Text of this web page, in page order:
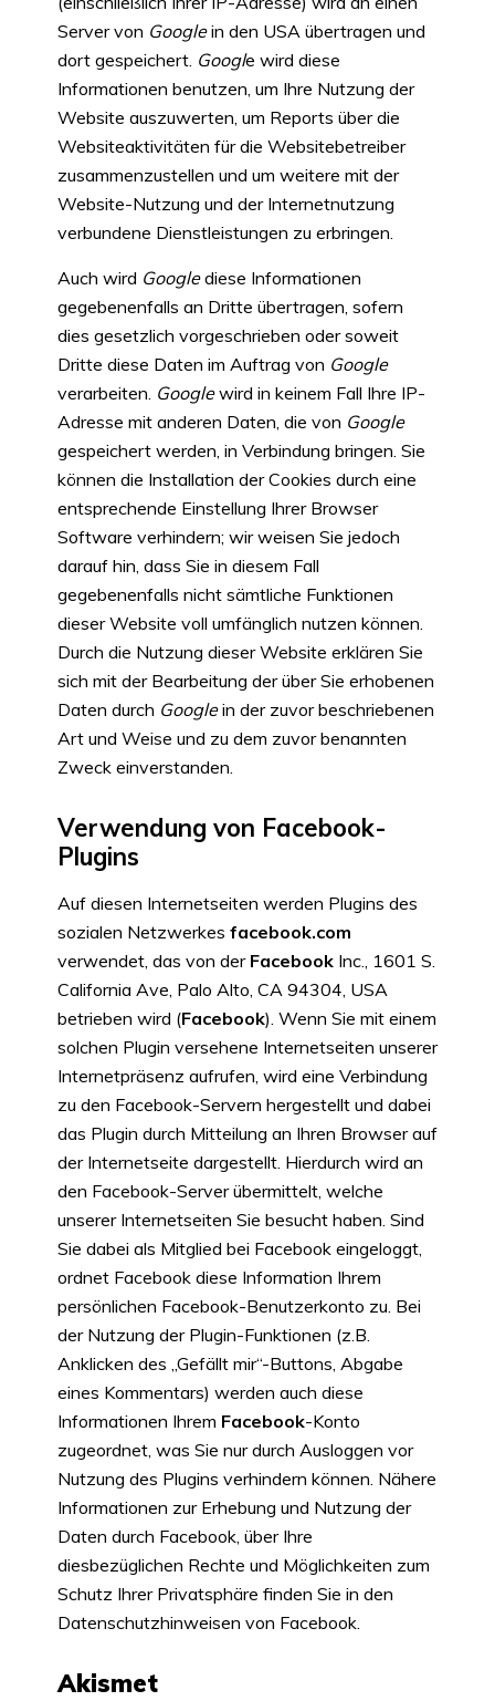
Server von Googlein den USA übertragen und
dort gespeichert. Google wird diese
Informationen benutzen, um Ihre Nutzung der
Website auszuwerten, um Reports über die
Websiteaktivitäten für die Websitebetreiber
zusammenzustellen und um weitere mit der
Website-Nutzung und der Internetnutzung
verbundene Dienstleistungen zu erbringen.
Auch wird Googlediese Informationen
gegebenenfalls an Dritte übertragen, sofern
dies gesetzlich vorgeschrieben oder soweit
Dritte diese Daten im Auftrag von Google
verarbeiten. Googlewird in keinem Fall Ihre IP-
Adresse mit anderen Daten, die von Google
gespeichert werden, in Verbindung bringen. Sie
können die Installation der Cookies durch eine
entsprechende Einstellung Ihrer Browser
Software verhindern; wir weisen Sie jedoch
darauf hin, dass Sie in diesem Fall
gegebenenfalls nicht sämtliche Funktionen
dieser Website voll umfänglich nutzen können.
Durch die Nutzung dieser Website erklären Sie
sich mit der Bearbeitung der über Sie erhobenen
Daten durch Googlein der zuvor beschriebenen
Art und Weise und zu dem zuvor benannten
Zweck einverstanden.
Verwendung von Facebook-
Plugins
Auf diesen Internetseiten werden Plugins des
sozialen Netzwerkes facebook.com
verwendet, das von der Facebook Inc., 1601 S.
California Ave, Palo Alto, CA 94304, USA
betrieben wird (Facebook). Wenn Sie mit einem
solchen Plugin versehene Internetseiten unserer
Internetpräsenz aufrufen, wird eine Verbindung
zu den Facebook-Servern hergestellt und dabei
das Plugin durch Mitteilung an Ihren Browser auf
der Internetseite dargestellt. Hierdurch wird an
den Facebook-Server übermittelt, welche
unserer Internetseiten Sie besucht haben. Sind
Sie dabei als Mitglied bei Facebook eingeloggt,
ordnet Facebook diese Information Ihrem
persönlichen Facebook-Benutzerkonto zu. Bei
der Nutzung der Plugin-Funktionen (z.B.
Anklicken des „Gefällt mir“-Buttons, Abgabe
eines Kommentars) werden auch diese
Informationen Ihrem Facebook-Konto
zugeordnet, was Sie nur durch Ausloggen vor
Nutzung des Plugins verhindern können. Nähere
Informationen zur Erhebung und Nutzung der
Daten durch Facebook, über Ihre
diesbezüglichen Rechte und Möglichkeiten zum
Schutz Ihrer Privatsphäre finden Sie in den
Datenschutzhinweisen von Facebook.
Akismet